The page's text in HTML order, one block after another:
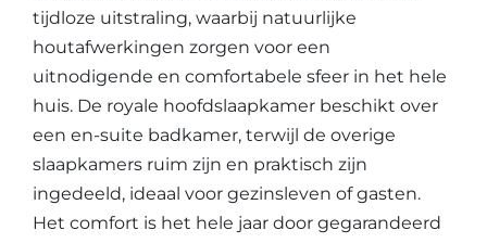
tijdloze uitstraling, waarbij natuurlijke
houtafwerkingen zorgen voor een
uitnodigende en comfortabele sfeer in het hele
huis. De royale hoofdslaapkamer beschikt over
een en-suite badkamer, terwijl de overige
slaapkamers ruim zijn en praktisch zijn
ingedeeld, ideaal voor gezinsleven of gasten.
Het comfort is het hele jaar door gegarandeerd